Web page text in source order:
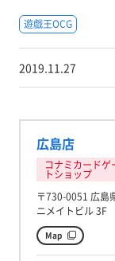
遊戯王OCG
2019.11.27
広島店
コナミカード
トショップ
〒730-0051 広島
ニメイトビル 3F
Map